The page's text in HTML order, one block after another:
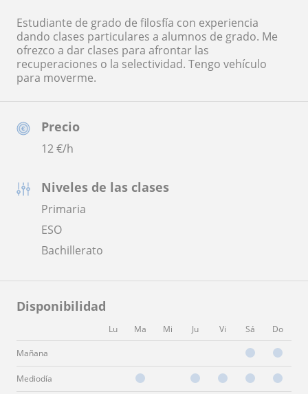
Precio
12€/h
Niveles de las clases
Primaria
ESO
Bachillerato
Disponibilidad
Lu Ma Mi Ju Vi Sá Do
Mañana
Mediodía
Estudiante de grado de filosfía con experiencia
dando clases particulares a alumnos de grado. Me
ofrezco a dar clases para afrontar las
recuperaciones o la selectividad. Tengo vehículo
para moverme.